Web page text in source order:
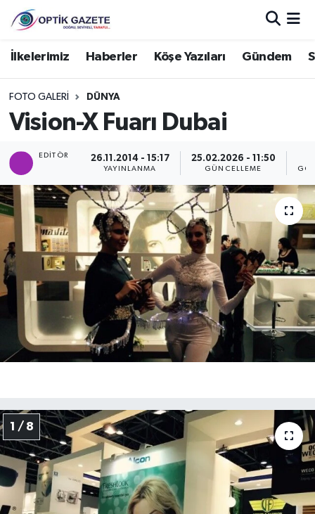
İlkelerimiz Haberler Köşe Yazıları Gündem
FOTO GALERI DÜNYA
Vision-X Fuarı Dubai
EDITÖR 26.11.2014 - 15:17
YAYINLANMA
25.02.2026 - 11:50
GÜNCELLEME
1 / 8
Nöbetçi Eczaneler
Hava Durumu
İstanbul Namaz Vakitleri
Trafik Durumu
Süper Lig Puan Durumu ve Fikstür
Tüm Manşetler
Son Dakika Haberleri
Haber Arşivi